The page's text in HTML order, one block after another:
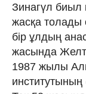
Зинагүл
жасқа толады
бір ұлдың
жасында
1987 жылы